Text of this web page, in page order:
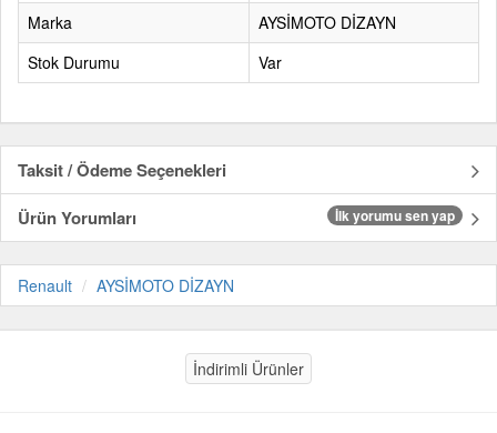
Marka
AYSİMOTO DİZAYN
Stok Durumu
Var
Taksit / Ödeme Seçenekleri
Ürün Yorumları
İlk yorumu sen yap
Renault AYSİMOTO DİZAYN
İndirimli Ürünler